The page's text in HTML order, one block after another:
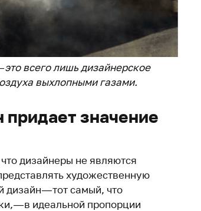
всего лишь дизайнерское
выхлопными газами.
значение
дизайнеры не являются
художественную
— тот самый, что
— в идеальной пропорции